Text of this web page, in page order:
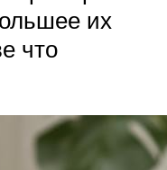
их
что